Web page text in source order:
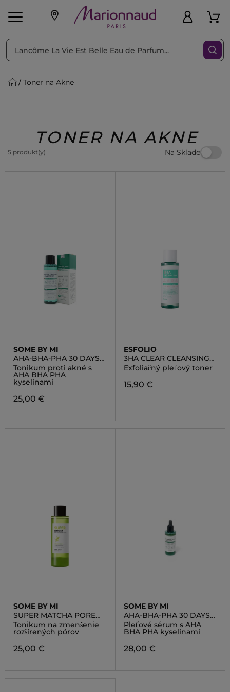
pleť Líčenie
Beauty
Toner na Akne
TONER NA AKNE
5 produkt(y) Na Sklade
Triediť podľa Filtrovať
SOME BY MI
AHA-BHA-PHA 30 DAYS
MIRACLE TONER
Tonikum proti akné s
AHA BHA PHA
kyselinami
25,00 €
ESFOLIO
3HA CLEAR CLEANSING
TONER
Exfoliačný pleťový toner
15,90 €
SOME BY MI
SUPER MATCHA PORE
TIGHTENING TONER
Tonikum na zmenšenie
rozšírených pórov
25,00 €
SOME BY MI
AHA-BHA-PHA 30 DAYS
MIRACLE SERUM
Pleťové sérum s AHA
BHA PHA kyselinami
28,00 €